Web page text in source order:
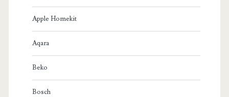
Apple Homekit
Aqara
Beko
Bosch